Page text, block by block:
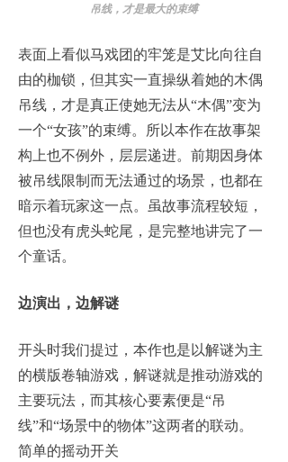
吊线，才是最大的束缚
表面上看似马戏团的牢笼是艾比向往自
由的枷锁，但其实一直操纵着她的木偶
吊线，才是真正使她无法从“木偶”变为
一个“女孩”的束缚。所以本作在故事架
构上也不例外，层层递进。前期因身体
被吊线限制而无法通过的场景，也都在
暗示着玩家这一点。虽故事流程较短，
但也没有虎头蛇尾，是完整地讲完了一
个童话。
边演出，边解谜
开头时我们提过，本作也是以解谜为主
的横版卷轴游戏，解谜就是推动游戏的
主要玩法，而其核心要素便是“吊
线”和“场景中的物体”这两者的联动。
简单的摇动开关